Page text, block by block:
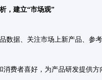
，建立“市场观”
数据、关注市场上新产品、参
费者喜好，为产品研发提供方